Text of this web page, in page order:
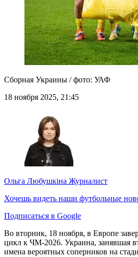
Сборная Украины / фото: УАФ
18 ноября 2025, 21:45
Ольга Любушкіна Журналист
Хочешь видеть наши футбольные
Подписаться в Google
Во вторник, 18 ноября, в Европе
цикл к ЧМ-2026. Украина, занявшая
имена вероятных соперников на